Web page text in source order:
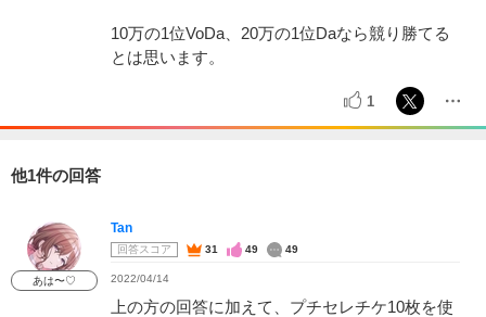
10万の1位VoDa、20万の1位Daなら競り勝てる
とは思います。
1
他1件の回答
あは〜♡
Tan
回答スコア 31 49 49
2022/04/14
上の方の回答に加えて、プチセレチケ10枚を使